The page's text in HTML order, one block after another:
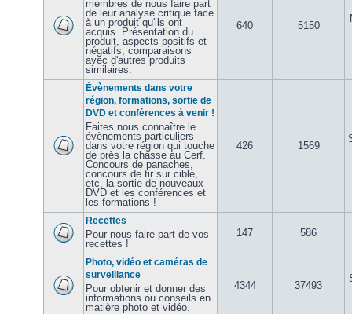
membres de nous faire part
de leur analyse critique face
à un produit qu'ils ont
acquis. Présentation du
produit, aspects positifs et
négatifs, comparaisons
avec d'autres produits
similaires.
640 5150
Évènements dans votre
région, formations, sortie de
DVD et conférences à venir !
Faites nous connaître le
évènements particuliers
dans votre région qui touche
de près la chasse au Cerf.
Concours de panaches,
concours de tir sur cible,
etc, la sortie de nouveaux
DVD et les conférences et
les formations !
426 1569
Recettes
Pour nous faire part de vos
recettes !
147 586
Photo, vidéo et caméras de
surveillance
Pour obtenir et donner des
informations ou conseils en
matière photo et vidéo.
4344 37493